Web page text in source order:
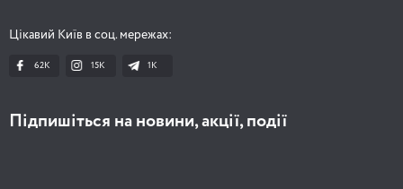
Цікавий Київ в соц. мережах:
62K 15K 1К
Підпишіться на новини, акції, події